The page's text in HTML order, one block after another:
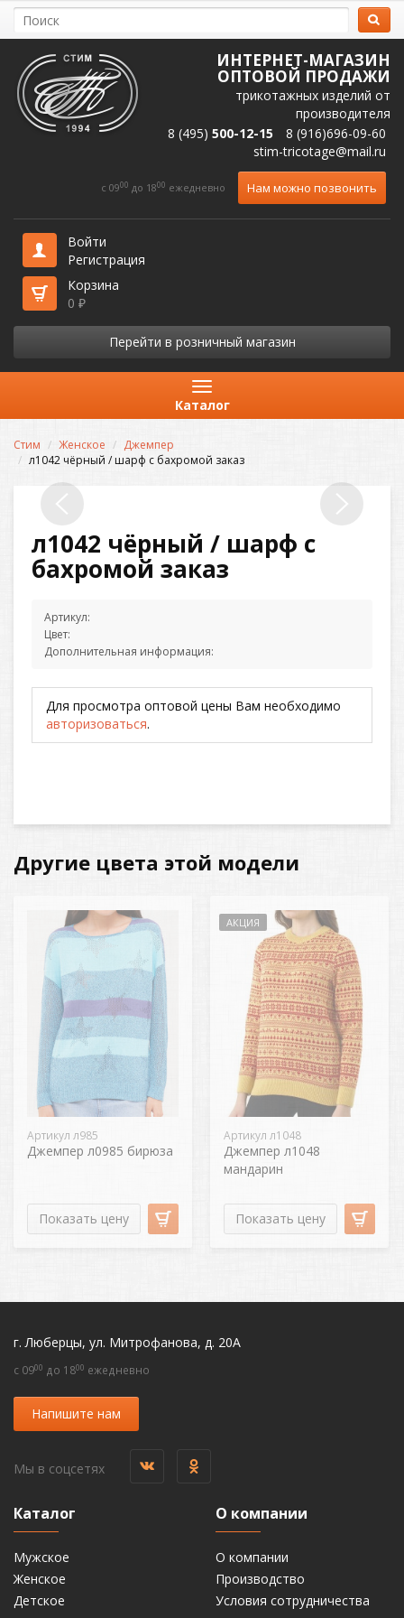
ИНТЕРНЕТ-МАГАЗИН
ОПТОВОЙ ПРОДАЖИ
трикотажных изделий от
производителя
8 (495) 500-12-15
8 (916)696-09-60
stim-tricotage@mail.ru
c 0900 до 1800 ежедневно Нам можно позвонить
Войти
Регистрация
Корзина
0 ₽
Перейти в розничный магазин
Каталог
Стим Женское
Джемпер
л1042 чёрный / шарф с бахромой заказ
л1042 чёрный / шарф с
бахромой заказ
Артикул:
Цвет:
Дополнительная информация:
Для просмотра оптовой цены Вам необходимо
авторизоваться.
Другие цвета этой модели
Артикул л985
Джемпер л0985 бирюза
Показать цену
Артикул л1048
Джемпер л1048
мандарин
АКЦИЯ
Показать цену
г. Люберцы, ул. Митрофанова, д. 20А
c 0900 до 1800 ежедневно
Напишите нам
Мы в соцсетях
Каталог
Мужское
Женское
Детское
О компании
О компании
Производство
Условия сотрудничества